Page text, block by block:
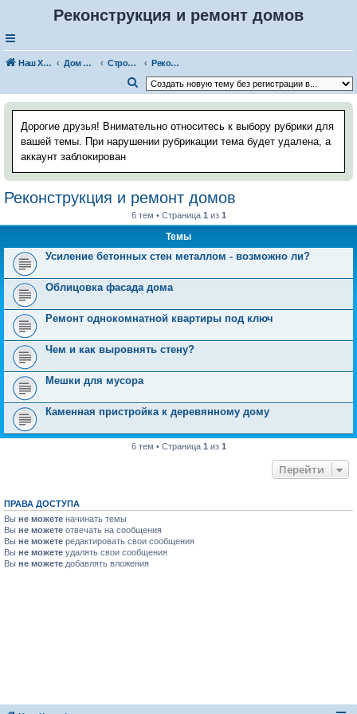
Реконструкция и ремонт домов
Наш Хаус-форум Дом и стройка Строительство дома, бани, коттеджа
Реконструкция и ремонт домов
о
с
Дорогие друзья! Внимательно относитесь к выбору рубрики для
вашей темы. При нарушении рубрикации тема будет удалена, а
аккаунт заблокирован
Реконструкция и ремонт домов
6 тем • Страница 1 из 1
Темы
Усиление бетонных стен металлом - возможно ли?
Облицовка фасада дома
Ремонт однокомнатной квартиры под ключ
Чем и как выровнять стену?
Мешки для мусора
Каменная пристройка к деревянному дому
6 тем • Страница 1 из 1
Перейти
ПРАВА ДОСТУПА
Вы не можете начинать темы
Вы не можете отвечать на сообщения
Вы не можете редактировать свои сообщения
Вы не можете удалять свои сообщения
Вы не можете добавлять вложения